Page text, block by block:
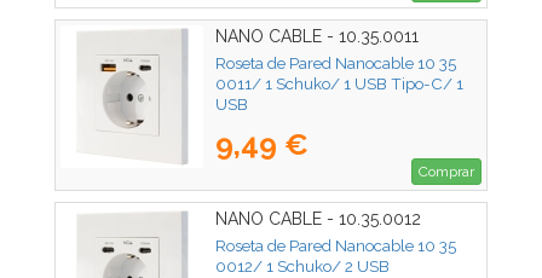
NANO CABLE - 10.35.0011
Roseta de Pared Nanocable 10 35
0011/ 1 Schuko/ 1 USB Tipo-C/ 1
USB
9,49 €
Comprar
NANO CABLE - 10.35.0012
Roseta de Pared Nanocable 10 35
0012/ 1 Schuko/ 2 USB